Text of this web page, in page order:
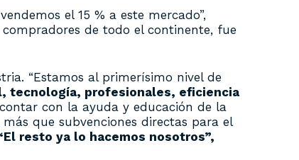
el 15 % a este mercado”,
compradores de todo el continente, fue
“Estamos al primerísimo nivel de
tecnología, profesionales, eficiencia
con la ayuda y educación de la
que subvenciones directas para el
resto ya lo hacemos nosotros”,